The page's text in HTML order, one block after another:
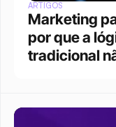
ARTIGOS
Marketing
por que a
tradicional